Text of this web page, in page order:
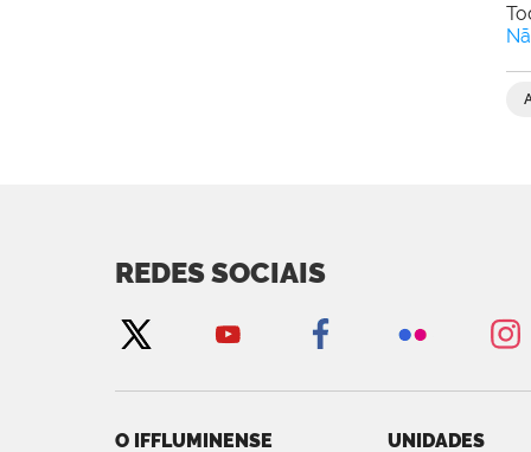
REDES SOCIAIS
O IFFLUMINENSE UNIDADES